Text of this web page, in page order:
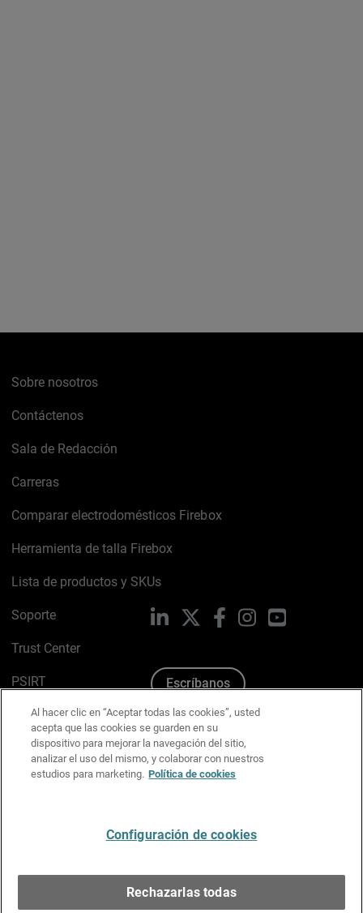
Sobre nosotros
Contáctenos
Sala de Redacción
Carreras
Comparar electrodomésticos Firebox
Herramienta de talla Firebox
Lista de productos y SKUs
Soporte
Trust Center
PSIRT
Política de cookies
Política de privacidad
Kit de medios y marca
LinkedIn FacebookInstagramYouTube
Escríbanos
Al hacer clic en “Aceptar todas las cookies”, usted
acepta que las cookies se guarden en su
dispositivo para mejorar la navegación del sitio,
analizar el uso del mismo, y colaborar con nuestros
estudios para marketing. Política de cookies
Configuración de cookies
Rechazarlas todas